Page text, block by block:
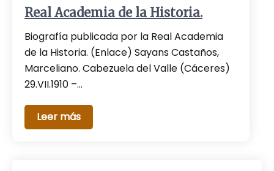
Real Academia de la Historia.
Biografía publicada por la Real Academia
de la Historia. (Enlace) Sayans Castaños,
Marceliano. Cabezuela del Valle (Cáceres)
29.VII.1910 –…
Leer más